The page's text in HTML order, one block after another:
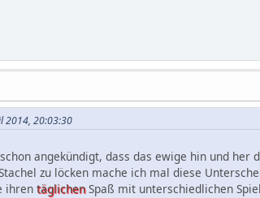
2014, 20:03:30
angekündigt, dass das ewige hin und
zu löcken mache ich mal diese
ihrentäglichenSpaß mit unterschiedlichen